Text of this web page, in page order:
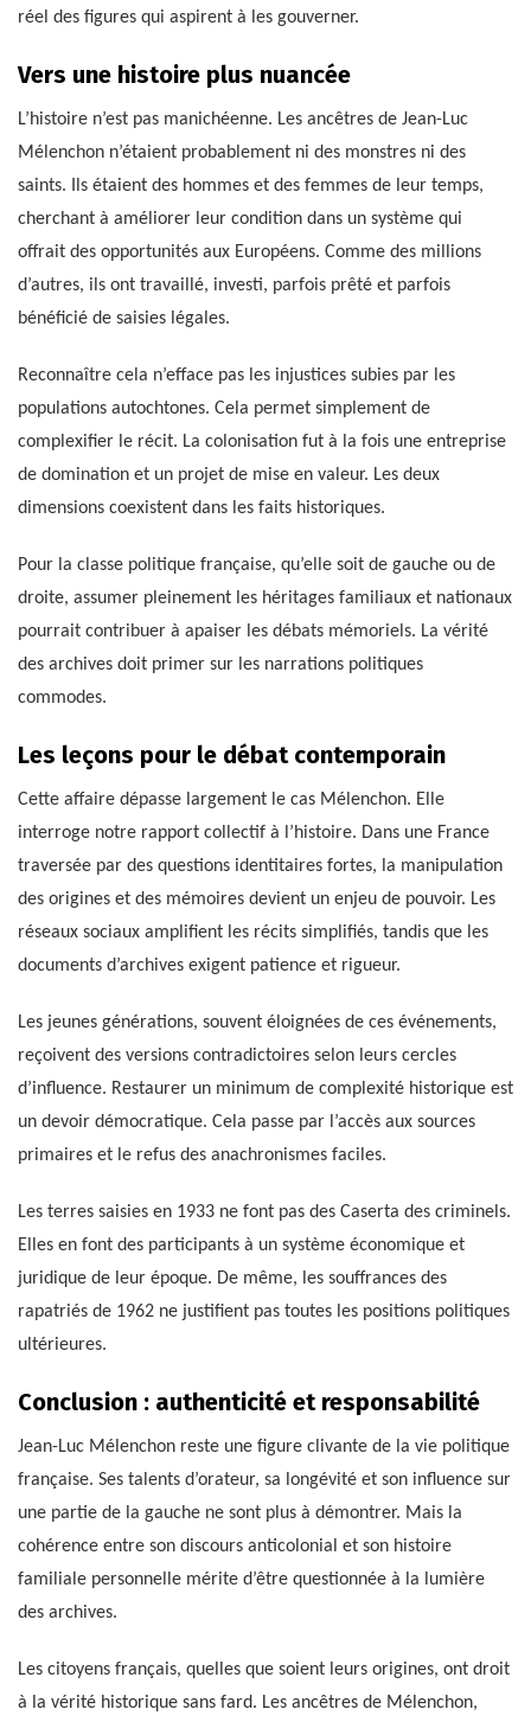
réel des figures qui aspirent à les gouverner.
Vers une histoire plus nuancée
L’histoire n’est pas manichéenne. Les ancêtres de Jean-Luc
Mélenchon n’étaient probablement ni des monstres ni des
saints. Ils étaient des hommes et des femmes de leur temps,
cherchant à améliorer leur condition dans un système qui
offrait des opportunités aux Européens. Comme des millions
d’autres, ils ont travaillé, investi, parfois prêté et parfois
bénéficié de saisies légales.
Reconnaître cela n’efface pas les injustices subies par les
populations autochtones. Cela permet simplement de
complexifier le récit. La colonisation fut à la fois une entreprise
de domination et un projet de mise en valeur. Les deux
dimensions coexistent dans les faits historiques.
Pour la classe politique française, qu’elle soit de gauche ou de
droite, assumer pleinement les héritages familiaux et nationaux
pourrait contribuer à apaiser les débats mémoriels. La vérité
des archives doit primer sur les narrations politiques
commodes.
Les leçons pour le débat contemporain
Cette affaire dépasse largement le cas Mélenchon. Elle
interroge notre rapport collectif à l’histoire. Dans une France
traversée par des questions identitaires fortes, la manipulation
des origines et des mémoires devient un enjeu de pouvoir. Les
réseaux sociaux amplifient les récits simplifiés, tandis que les
documents d’archives exigent patience et rigueur.
Les jeunes générations, souvent éloignées de ces événements,
reçoivent des versions contradictoires selon leurs cercles
d’influence. Restaurer un minimum de complexité historique est
un devoir démocratique. Cela passe par l’accès aux sources
primaires et le refus des anachronismes faciles.
Les terres saisies en 1933 ne font pas des Caserta des criminels.
Elles en font des participants à un système économique et
juridique de leur époque. De même, les souffrances des
rapatriés de 1962 ne justifient pas toutes les positions politiques
ultérieures.
Conclusion : authenticité et responsabilité
Jean-Luc Mélenchon reste une figure clivante de la vie politique
française. Ses talents d’orateur, sa longévité et son influence sur
une partie de la gauche ne sont plus à démontrer. Mais la
cohérence entre son discours anticolonial et son histoire
familiale personnelle mérite d’être questionnée à la lumière
des archives.
Les citoyens français, quelles que soient leurs origines, ont droit
à la vérité historique sans fard. Les ancêtres de Mélenchon,